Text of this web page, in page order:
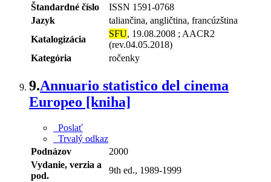
Štandardné číslo
ISSN 1591-0768
Jazyk
taliančina, angličtina, francúzština
Katalogizácia
SFU, 19.08.2008 ; AACR2
(rev.04.05.2018)
Kategória
ročenky
9.Annuario statistico del cinema
Europeo [kniha]
Poslať
Trvalý odkaz
Podnázov
2000
Vydanie, verzia a
pod.
9th ed., 1989-1999